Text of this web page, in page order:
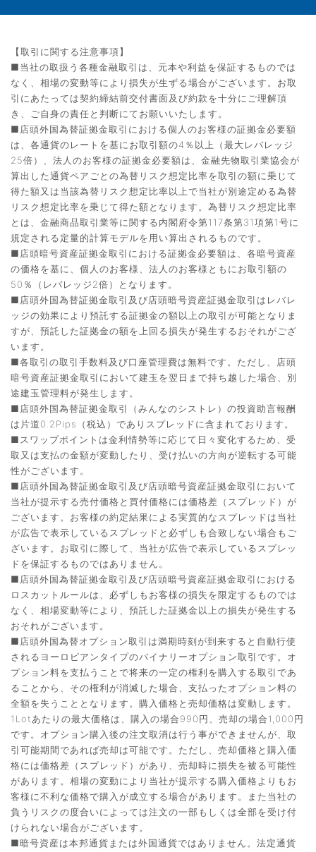
【取引に関する注意事項】
■当社の取扱う各種金融取引は、元本や利益を保証するものでは
なく、相場の変動等により損失が生ずる場合がございます。お取
引にあたっては契約締結前交付書面及び約款を十分にご理解頂
き、ご自身の責任と判断にてお願いいたします。
■店頭外国為替証拠金取引における個人のお客様の証拠金必要額
は、各通貨のレートを基にお取引額の4％以上（最大レバレッジ
25倍）、法人のお客様の証拠金必要額は、金融先物取引業協会が
算出した通貨ペアごとの為替リスク想定比率を取引の額に乗じて
得た額又は当該為替リスク想定比率以上で当社が別途定める為替
リスク想定比率を乗じて得た額となります。為替リスク想定比率
とは、金融商品取引業等に関する内閣府令第117条第31項第1号に
規定される定量的計算モデルを用い算出されるものです。
■店頭暗号資産証拠金取引における証拠金必要額は、各暗号資産
の価格を基に、個人のお客様、法人のお客様ともにお取引額の
50％（レバレッジ2倍）となります。
■店頭外国為替証拠金取引及び店頭暗号資産証拠金取引はレバレ
ッジの効果により預託する証拠金の額以上の取引が可能となりま
すが、預託した証拠金の額を上回る損失が発生するおそれがござ
います。
■各取引の取引手数料及び口座管理費は無料です。ただし、店頭
暗号資産証拠金取引において建玉を翌日まで持ち越した場合、別
途建玉管理料が発生します。
■店頭外国為替証拠金取引（みんなのシストレ）の投資助言報酬
は片道0.2Pips（税込）でありスプレッドに含まれております。
■スワップポイントは金利情勢等に応じて日々変化するため、受
取又は支払の金額が変動したり、受け払いの方向が逆転する可能
性がございます。
■店頭外国為替証拠金取引及び店頭暗号資産証拠金取引において
当社が提示する売付価格と買付価格には価格差（スプレッド）が
ございます。お客様の約定結果による実質的なスプレッドは当社
が広告で表示しているスプレッドと必ずしも合致しない場合もご
ざいます。お取引に際して、当社が広告で表示しているスプレッ
ドを保証するものではありません。
■店頭外国為替証拠金取引及び店頭暗号資産証拠金取引における
ロスカットルールは、必ずしもお客様の損失を限定するものでは
なく、相場変動等により、預託した証拠金以上の損失が発生する
おそれがございます。
■店頭外国為替オプション取引は満期時刻が到来すると自動行使
されるヨーロピアンタイプのバイナリーオプション取引です。オ
プション料を支払うことで将来の一定の権利を購入する取引であ
ることから、その権利が消滅した場合、支払ったオプション料の
全額を失うこととなります。購入価格と売却価格は変動します。
1Lotあたりの最大価格は、購入の場合990円、売却の場合1,000円
です。オプション購入後の注文取消は行う事ができませんが、取
引可能期間であれば売却は可能です。ただし、売却価格と購入価
格には価格差（スプレッド）があり、売却時に損失を被る可能性
があります。相場の変動により当社が提示する購入価格よりもお
客様に不利な価格で購入が成立する場合があります。また当社の
負うリスクの度合いによっては注文の一部もしくは全部を受け付
けられない場合がございます。
■暗号資産は本邦通貨または外国通貨ではありません。法定通貨